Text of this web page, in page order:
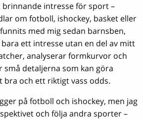
brinnande intresse för sport –
om fotboll, ishockey, basket eller
med mig sedan barnsben,
ett intresse utan en del av mitt
analyserar formkurvor och
detaljerna som kan göra
bra och ett riktigt vass odds.
på fotboll och ishockey, men jag
och följa andra sporter –